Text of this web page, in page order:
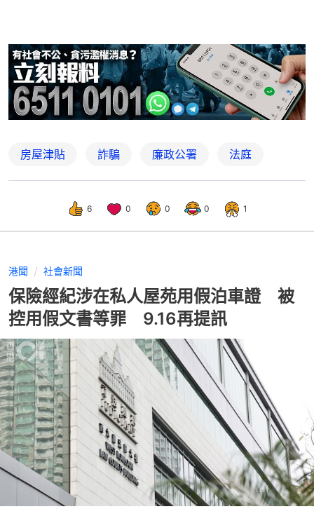
房屋津貼 詐騙 廉政公署 法庭
6 0 0 0 1
港聞 社會新聞
保險經紀涉在私人屋苑用假泊車證 被
控用假文書等罪 9.16再提訊